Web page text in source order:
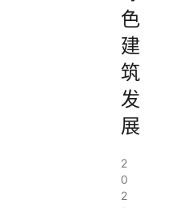
色
建
筑
发
展
2
0
2